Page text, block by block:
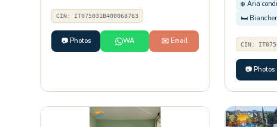
CIN: IT075031B400068763
📷 Photos WA ✉️ Email
❄️ Aria
🛏️
CIN:
📷 Photos